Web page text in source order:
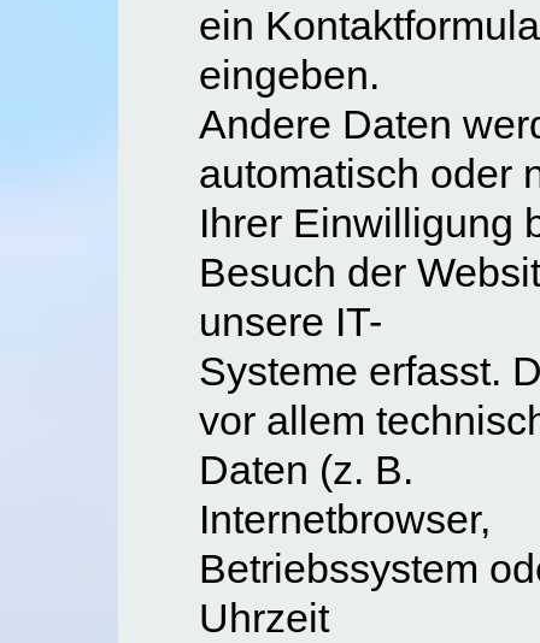
ein
eingeben.
Andere Daten
automatisch oder
Ihrer Einwilligung
Besuch der
unsere IT-
Systeme erfasst.
vor allem
Daten (z. B.
Internetbrowser,
Betriebssystem
Uhrzeit